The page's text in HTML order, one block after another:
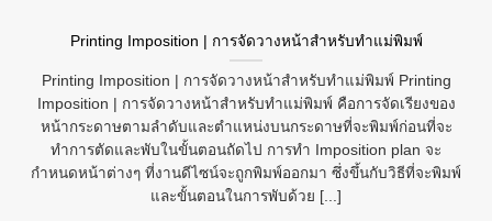
Printing Imposition | การจัดวางหน้าสำหรับทำแม่พิมพ์
Printing Imposition | การจัดวางหน้าสำหรับทำแม่พิมพ์ Printing
Imposition | การจัดวางหน้าสำหรับทำแม่พิมพ์ คือการจัดเรียงของ
หน้ากระดาษตามลำดับและตำแหน่งบนกระดาษที่จะพิมพ์ก่อนที่จะ
ทำการตัดและพับในขั้นตอนถัดไป การทำ Imposition plan จะ
กำหนดหน้าต่างๆ ที่งานดีไซน์จะถูกพิมพ์ออกมา ซึ่งขึ้นกับวิธีที่จะพิมพ์
และขั้นตอนในการพับด้วย [...]